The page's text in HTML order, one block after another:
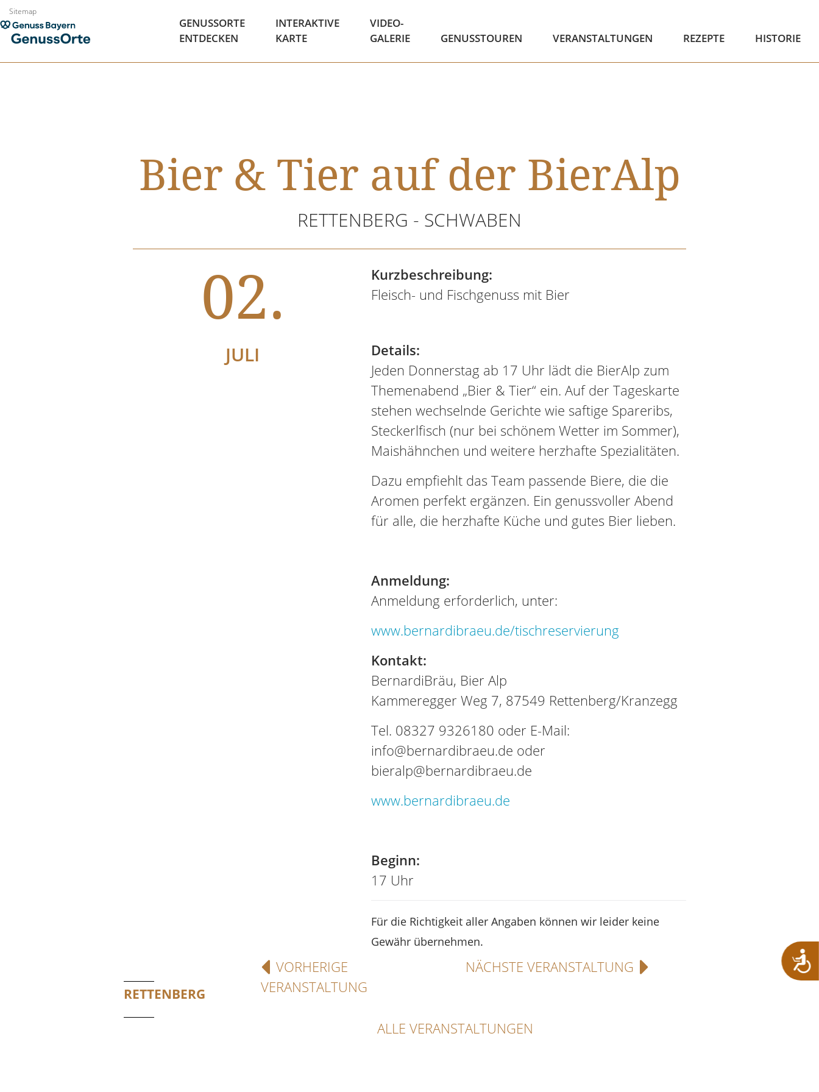
Zum
Inhalt
springen
Sitemap
GENUSSORTE
ENTDECKEN
INTERAKTIVE
KARTE
VIDEO-
GALERIE
GENUSSTOUREN VERANSTALTUNGEN REZEPTE HISTORIE
Bier & Tier auf der BierAlp
RETTENBERG - SCHWABEN
02.
JULI
Kurzbeschreibung:
Fleisch- und Fischgenuss mit Bier
Details:
Jeden Donnerstag ab 17 Uhr lädt die BierAlp zum
Themenabend „Bier & Tier“ ein. Auf der Tageskarte
stehen wechselnde Gerichte wie saftige Spareribs,
Steckerlfisch (nur bei schönem Wetter im Sommer),
Maishähnchen und weitere herzhafte Spezialitäten.
Dazu empfiehlt das Team passende Biere, die die
Aromen perfekt ergänzen. Ein genussvoller Abend
für alle, die herzhafte Küche und gutes Bier lieben.
Anmeldung:
Anmeldung erforderlich, unter:
www.bernardibraeu.de/tischreservierung
Kontakt:
BernardiBräu, Bier Alp
Kammeregger Weg 7, 87549 Rettenberg/Kranzegg
Tel. 08327 9326180 oder E-Mail:
info@bernardibraeu.de oder
bieralp@bernardibraeu.de
www.bernardibraeu.de
Beginn:
17 Uhr
Für die Richtigkeit aller Angaben können wir leider keine
Gewähr übernehmen.
RETTENBERG
VORHERIGE
VERANSTALTUNG
NÄCHSTE VERANSTALTUNG
ALLE VERANSTALTUNGEN